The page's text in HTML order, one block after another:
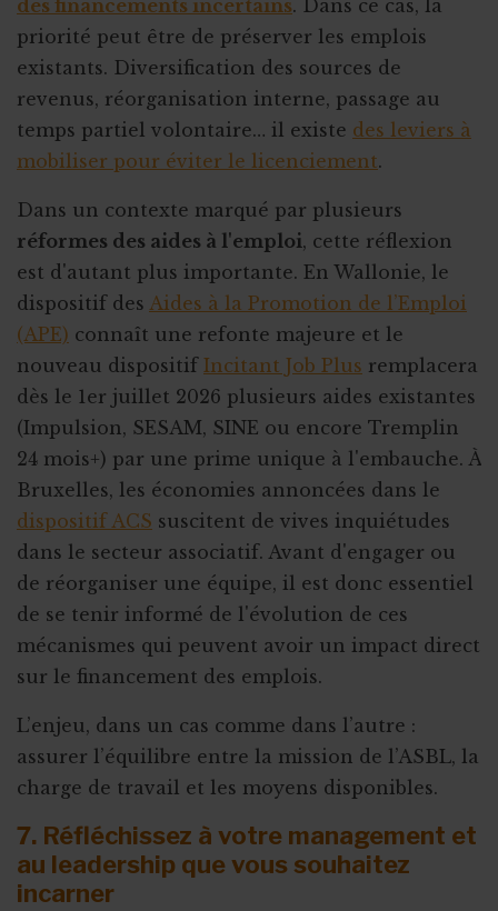
des financements incertains. Dans ce cas, la
priorité peut être de préserver les emplois
existants. Diversification des sources de
revenus, réorganisation interne, passage au
temps partiel volontaire… il existe des leviers à
mobiliser pour éviter le licenciement.
Dans un contexte marqué par plusieurs
réformes des aides à l'emploi, cette réflexion
est d'autant plus importante. En Wallonie, le
dispositif des Aides à la Promotion de l’Emploi
(APE) connaît une refonte majeure et le
nouveau dispositif Incitant Job Plus remplacera
dès le 1er juillet 2026 plusieurs aides existantes
(Impulsion, SESAM, SINE ou encore Tremplin
24 mois+) par une prime unique à l'embauche. À
Bruxelles, les économies annoncées dans le
dispositif ACS suscitent de vives inquiétudes
dans le secteur associatif. Avant d'engager ou
de réorganiser une équipe, il est donc essentiel
de se tenir informé de l'évolution de ces
mécanismes qui peuvent avoir un impact direct
sur le financement des emplois.
L’enjeu, dans un cas comme dans l’autre :
assurer l’équilibre entre la mission de l’ASBL, la
charge de travail et les moyens disponibles.
7. Réfléchissez à votre management et
au leadership que vous souhaitez
incarner